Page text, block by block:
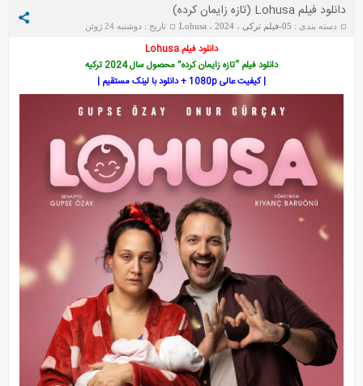
بالا و پایین استانبول در برزخ
هنوز هفده سالشه عشق احتمالی
دانلود فیلم Lohusa (تازه زایمان کرده)
دسته بندی : 05-فیلم ترکی ،2024 ، Lohusa
تاریخ : دوشنبه 24 ژوئن
دانلود فیلم Lohusa
دانلود فیلم “تازه زایمان کرده” محصول سال 2024 ترکیه
| کیفیت عالی 1080p + دانلود با لینک مستقیم |